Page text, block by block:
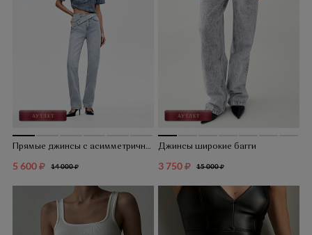
Прямые джинсы с асимметричным поясом
5 600 14 000
Джинсы широкие багги
3 750 15 000